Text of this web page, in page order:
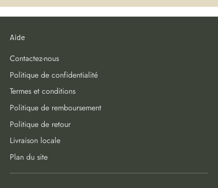
Aide
Contactez-nous
Politique de confidentialité
Termes et conditions
Politique de remboursement
Politique de retour
Livraison locale
Plan du site